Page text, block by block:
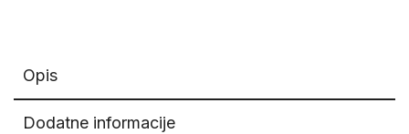
Opis
Dodatne informacije